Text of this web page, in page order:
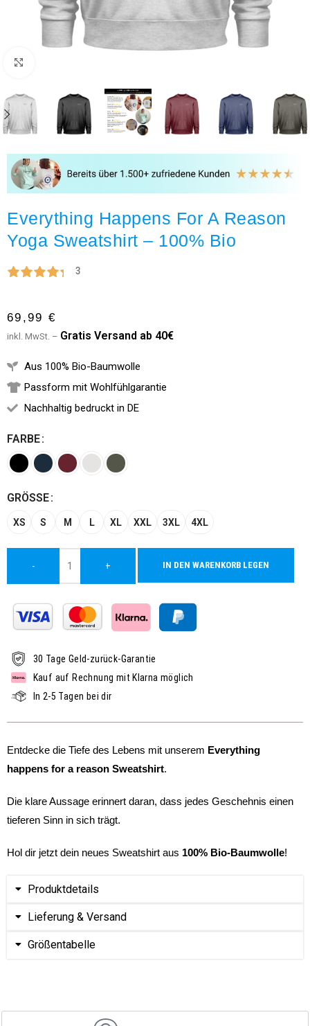
Everything Happens For A Reason
Yoga Sweatshirt – 100% Bio
3
69,99 €
inkl. MwSt. – Gratis Versand ab 40€
Aus 100% Bio-Baumwolle
Passform mit Wohlfühlgarantie
Nachhaltig bedruckt in DE
FARBE
GRÖSSE
XS S M L XL XXL 3XL 4XL
- + IN DEN WARENKORB LEGEN
Alternative:
30 Tage Geld-zurück-Garantie
Kauf auf Rechnung mit Klarna möglich
In 2-5 Tagen bei dir
Entdecke die Tiefe des Lebens mit unserem Everything
happens for a reason Sweatshirt.
Die klare Aussage erinnert daran, dass jedes Geschehnis einen
tieferen Sinn in sich trägt.
Hol dir jetzt dein neues Sweatshirt aus 100% Bio-Baumwolle!
Produktdetails
Lieferung & Versand
Größentabelle